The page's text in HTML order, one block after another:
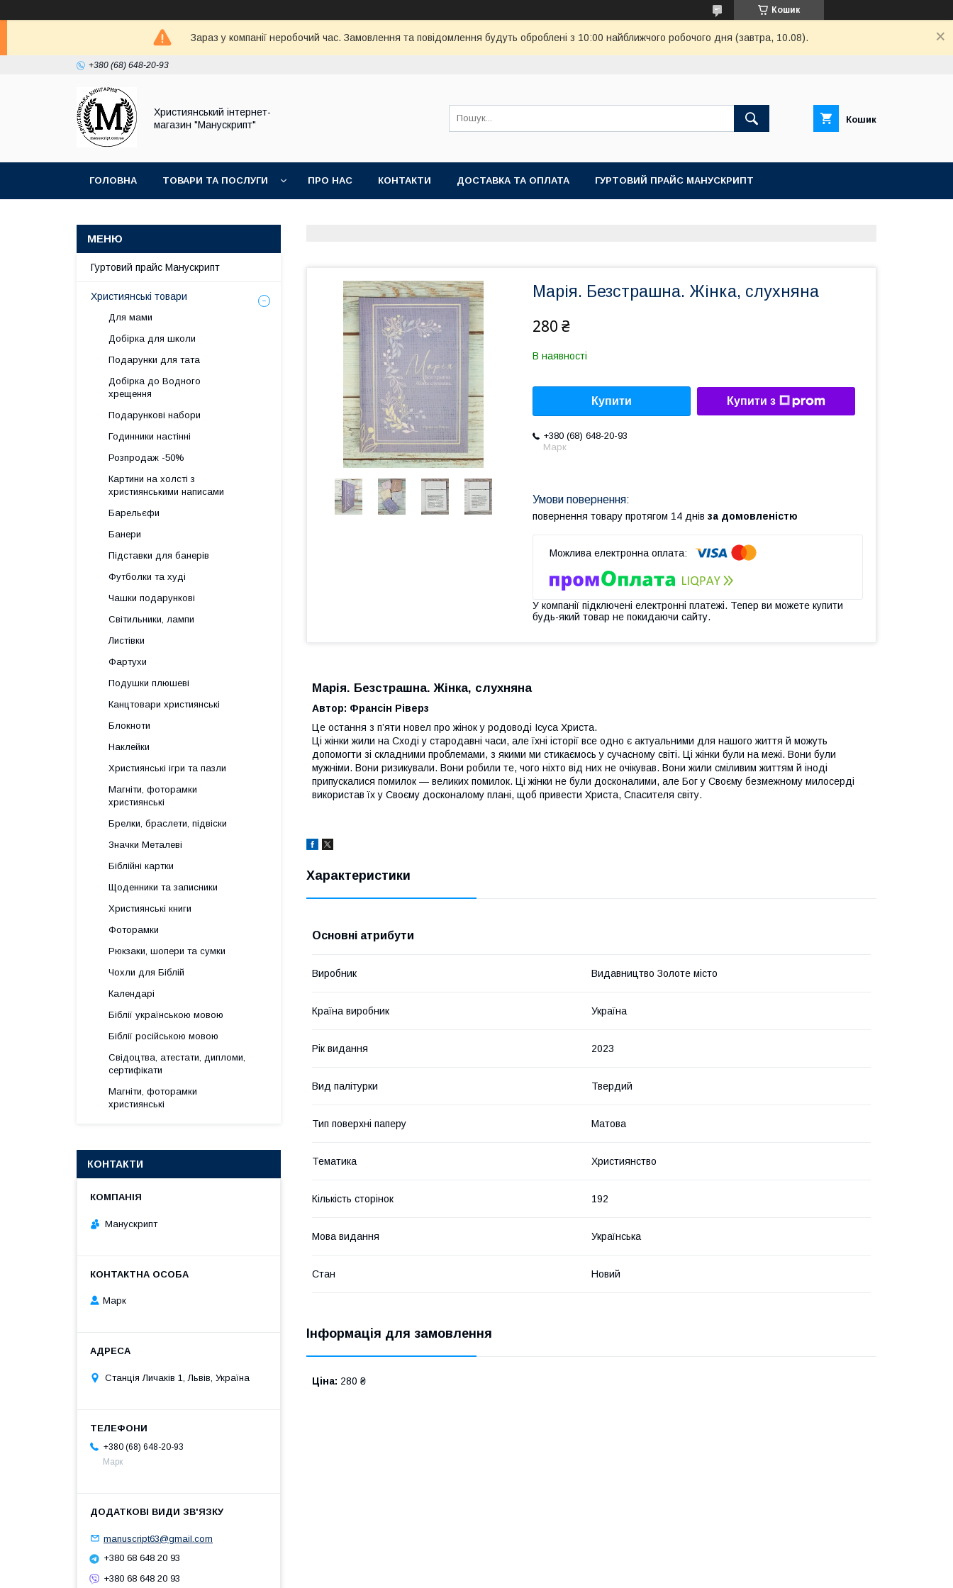
Кошик
Зараз у компанії неробочий час. Замовлення та повідомлення будуть оброблені з 10:00 найближчого робочого дня (завтра, 10.08).
+380 (68) 648-20-93
Християнський інтернет-
магазин "Манускрипт"
Кошик
ГОЛОВНА ТОВАРИ ТА ПОСЛУГИ ПРО НАС КОНТАКТИ ДОСТАВКА ТА ОПЛАТА ГУРТОВИЙ ПРАЙС МАНУСКРИПТ
Марія. Безстрашна. Жінка, слухняна
280 ₴
В наявності
Купити Купити з
+380 (68) 648-20-93
Марк
повернення товару протягом 14 днів за домовленістю
У компанії підключені електронні платежі. Тепер ви можете купити
будь-який товар не покидаючи сайту.
Марія. Безстрашна. Жінка, слухняна
Автор: Франсін Ріверз
Це остання з п’яти новел про жінок у родоводі Ісуса Христа.
Ці жінки жили на Сході у стародавні часи, але їхні історії все одно є актуальними для нашого життя й можуть
допомогти зі складними проблемами, з якими ми стикаємось у сучасному світі. Ці жінки були на межі. Вони були
мужніми. Вони ризикували. Вони робили те, чого ніхто від них не очікував. Вони жили сміливим життям й іноді
припускалися помилок — великих помилок. Ці жінки не були досконалими, але Бог у Своєму безмежному милосерді
використав їх у Своєму досконалому плані, щоб привести Христа, Спасителя світу.
Характеристики
Основні атрибути
Виробник Видавництво Золоте місто
Країна виробник Україна
Рік видання 2023
Вид палітурки Твердий
Тип поверхні паперу Матова
Тематика Християнство
Кількість сторінок 192
Мова видання Українська
Стан Новий
Інформація для замовлення
Ціна: 280 ₴
Гуртовий прайс Манускрипт
Християнські товари
Для мами
Добірка для школи
Подарунки для тата
Добірка до Водного
хрещення
Подарункові набори
Годинники настінні
Розпродаж -50%
Картини на холсті з
християнськими написами
Барельєфи
Банери
Підставки для банерів
Футболки та худі
Чашки подарункові
Світильники, лампи
Листівки
Фартухи
Подушки плюшеві
Канцтовари християнські
Блокноти
Наклейки
Християнські ігри та пазли
Магніти, фоторамки
християнські
Брелки, браслети, підвіски
Значки Металеві
Біблійні картки
Щоденники та записники
Християнські книги
Фоторамки
Рюкзаки, шопери та сумки
Чохли для Біблій
Календарі
Біблії українською мовою
Біблії російською мовою
Свідоцтва, атестати, дипломи,
сертифікати
Магніти, фоторамки
християнські
КОНТАКТИ
Манускрипт
Марк
Станція Личаків 1, Львів, Україна
+380 (68) 648-20-93
Марк
manuscript63@gmail.com
+380 68 648 20 93
+380 68 648 20 93